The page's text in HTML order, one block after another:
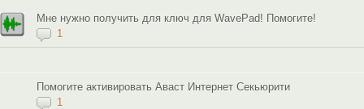
Мне нужно получить для ключ для WavePad! Помогите!
1
Помогите активировать Аваст Интернет Секьюрити
1